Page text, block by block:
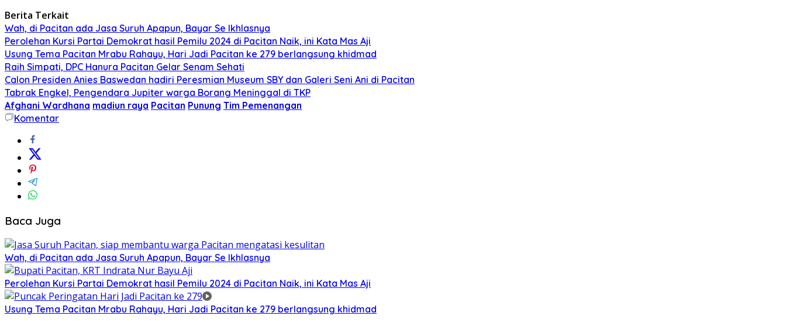
Berita Terkait
Wah, di Pacitan ada Jasa Suruh Apapun, Bayar Se Ikhlasnya
Perolehan Kursi Partai Demokrat hasil Pemilu 2024 di Pacitan Naik, ini Kata Mas Aji
Usung Tema Pacitan Mrabu Rahayu, Hari Jadi Pacitan ke 279 berlangsung khidmad
Raih Simpati, DPC Hanura Pacitan Gelar Senam Sehati
Calon Presiden Anies Baswedan hadiri Peresmian Museum SBY dan Galeri Seni Ani di Pacitan
Tabrak Engkel, Pengendara Jupiter warga Borang Meninggal di TKP
Afghani Wardhana madiun raya Pacitan Punung Tim Pemenangan
Komentar
Baca Juga
Wah, di Pacitan ada Jasa Suruh Apapun, Bayar Se Ikhlasnya
Perolehan Kursi Partai Demokrat hasil Pemilu 2024 di Pacitan Naik, ini Kata Mas Aji
Usung Tema Pacitan Mrabu Rahayu, Hari Jadi Pacitan ke 279 berlangsung khidmad